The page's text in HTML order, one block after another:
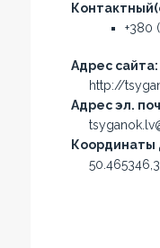
+380
Адрес сайта:
http://
Адрес эл.
Координаты